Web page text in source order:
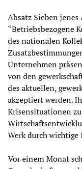
Absatz Sieben
“Betriebsbezogene
des nationalen
Unternehmen
von den
des aktuellen,
akzeptiert werden.
Krisensituationen
Werk durch
Vor einem Monat